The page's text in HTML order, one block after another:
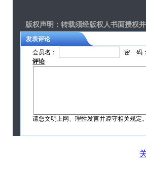
版权声明 ：转载须经版权人书面授权
发表评论
会员名：
密 码
评论
请您文明上网、理性发言并遵守相关规定。